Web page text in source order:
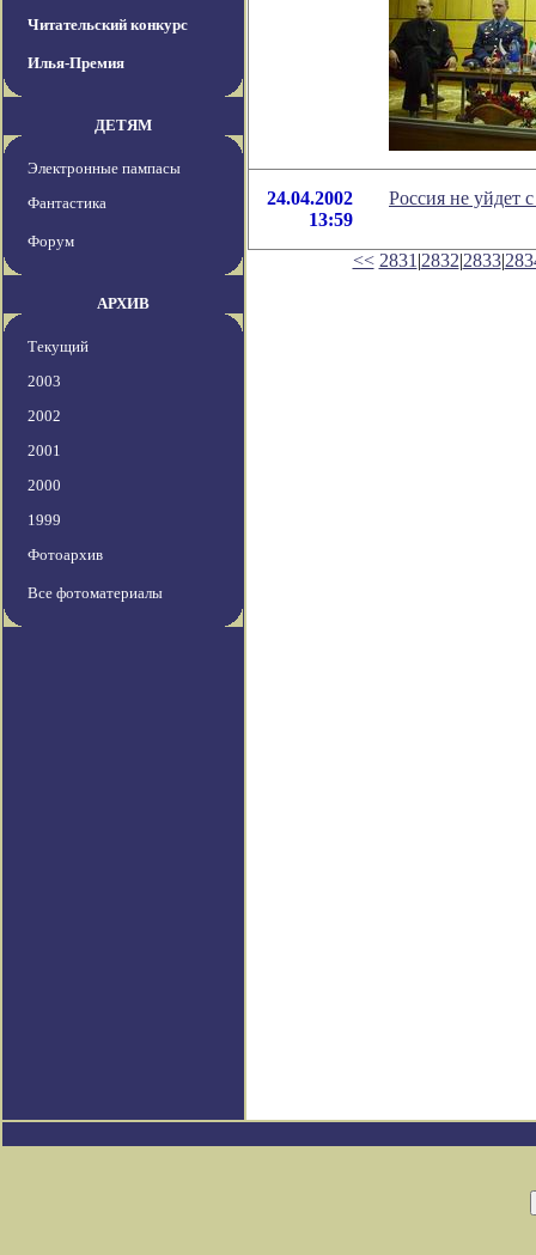
Читательский конкурс
Илья-Премия
ДЕТЯМ
Электронные пампасы
Фантастика
Форум
АРХИВ
Текущий
2003
2002
2001
2000
1999
Фотоархив
Все фотоматериалы
24.04.2002
13:59
Россия не уйдет
<< 2831 |2832|2833|